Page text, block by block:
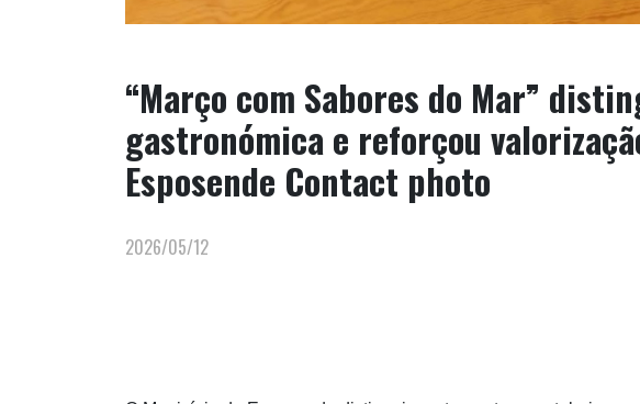
“Março com Sabores do Mar”
gastronómica e reforçou
Esposende Contact photo
2026/05/12